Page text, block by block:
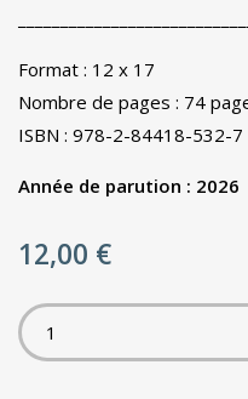
Format : 12 x 17
Nombre de pages : 74
ISBN : 978-2-84418-532-7
Année de parution : 2026
12,00 €